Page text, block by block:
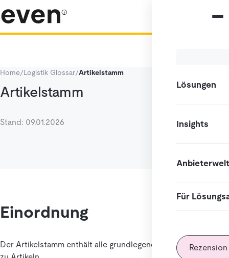
Lösungen
Insights
Anbieterwelt
Für
Home/Logistik Glossar/Artikelstamm
Artikelstamm
Stand: 09.01.2026
Einordnung
Der Artikelstamm enthält alle grundlegenden Informationen